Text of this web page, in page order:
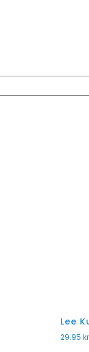
Lee
29.95kr